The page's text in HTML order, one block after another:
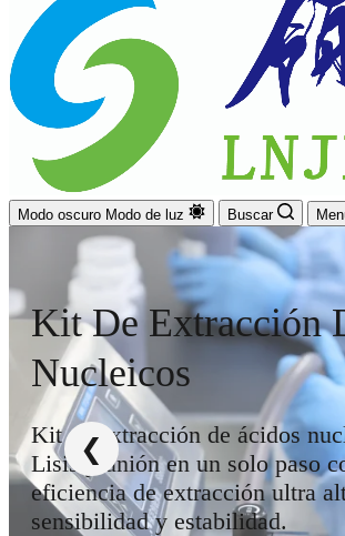
Modo oscuro Modo de luz Buscar
Kit De Extracción
Nucleicos
Kit de extracción de ácidos
Lisis y unión en un solo paso
eficiencia de extracción ultra
sensibilidad y estabilidad.